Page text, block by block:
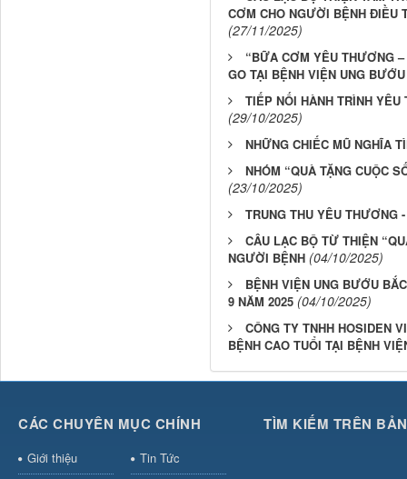
CƠM CHO NGƯỜI BỆNH ĐIỀU
(27/11/2025)
“BỮA CƠM YÊU THƯƠNG
GO TẠI BỆNH VIỆN UNG
TIẾP NỐI HÀNH TRÌNH
(29/10/2025)
NHỮNG CHIẾC MŨ NGHĨA
NHÓM “QUÀ TẶNG CUỘC
(23/10/2025)
TRUNG THU YÊU THƯƠNG
CÂU LẠC BỘ TỪ THIỆN
NGƯỜI BỆNH (04/10/2025)
BỆNH VIỆN UNG BƯỚU
9 NĂM 2025 (04/10/2025)
CÔNG TY TNHH HOSIDEN
BỆNH CAO TUỔI TẠI BỆNH
CÁC CHUYÊN MỤC CHÍNH
Giới thiệu
Tin Tức
TÌM KIẾM TRÊN